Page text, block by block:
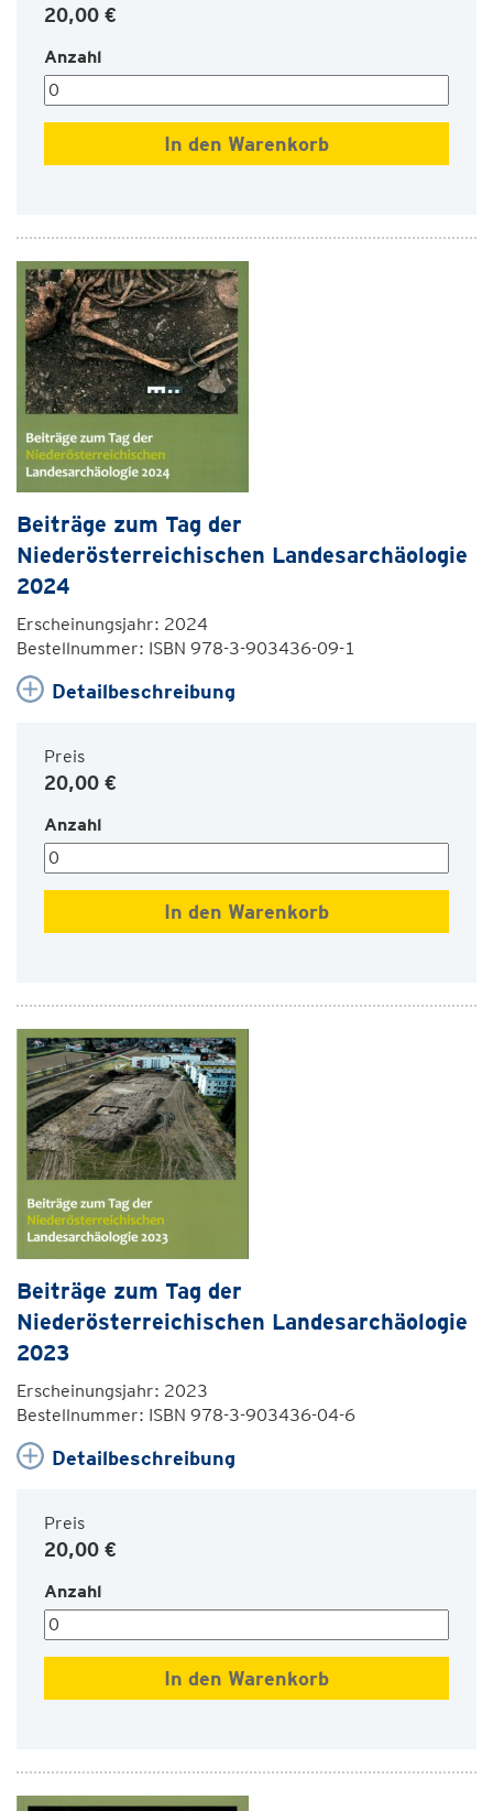
20,00 €
Anzahl
Beiträge zum Tag der
Niederösterreichischen Landesarchäologie
2024
Erscheinungsjahr: 2024
Bestellnummer: ISBN 978-3-903436-09-1
Detailbeschreibung
Preis
20,00 €
Anzahl
Beiträge zum Tag der
Niederösterreichischen Landesarchäologie
2023
Erscheinungsjahr: 2023
Bestellnummer: ISBN 978-3-903436-04-6
Detailbeschreibung
Preis
20,00 €
Anzahl